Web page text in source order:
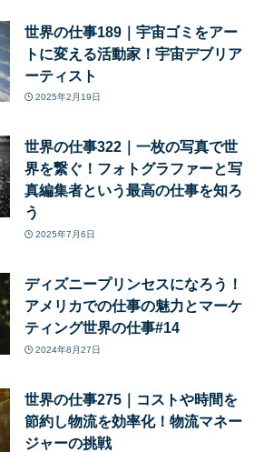
世界の仕事189｜宇宙ゴミをアー
トに変える活動家！宇宙デブリア
ーティスト
2025年2月19日
世界の仕事322｜一枚の写真で世
界を繋ぐ！フォトグラファーと写
真編集者という最高の仕事を知ろ
う
2025年7月6日
ディズニープリンセスになろう！
アメリカでの仕事の魅力とマーケ
ティング世界の仕事#14
2024年8月27日
世界の仕事275｜コストや時間を
節約し物流を効率化！物流マネー
ジャーの挑戦